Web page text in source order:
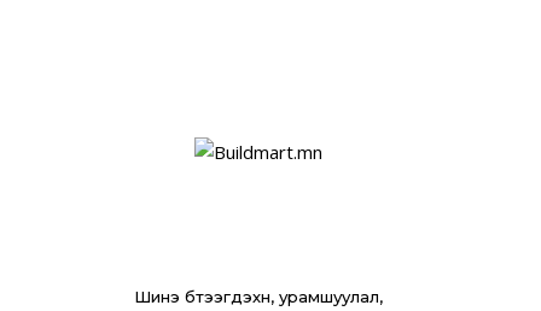
Шинэ бүтээгдэхүүн, урамшуулал,